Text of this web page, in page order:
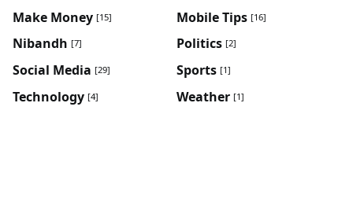
Make Money [15] Mobile Tips [16]
Nibandh [7] Politics [2]
Social Media [29] Sports [1]
Technology [4] Weather [1]